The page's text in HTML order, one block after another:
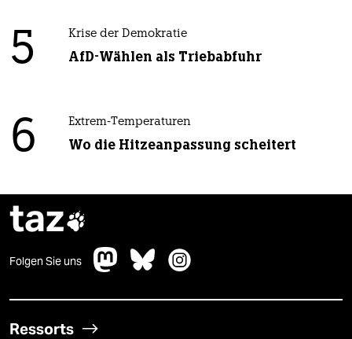
5 Krise der Demokratie
AfD-Wählen als Triebabfuhr
6 Extrem-Temperaturen
Wo die Hitzeanpassung scheitert
taz
Folgen Sie uns
Ressorts